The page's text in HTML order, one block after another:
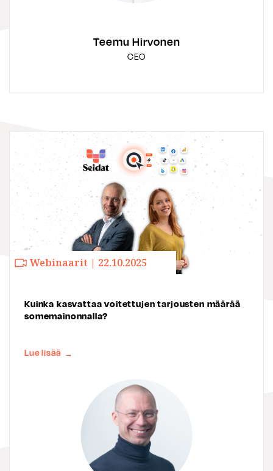
Teemu Hirvonen
CEO
Webinaarit | 22.10.2025
Kuinka kasvattaa voitettujen tarjousten määrää
somemainonnalla?
Lue lisää →